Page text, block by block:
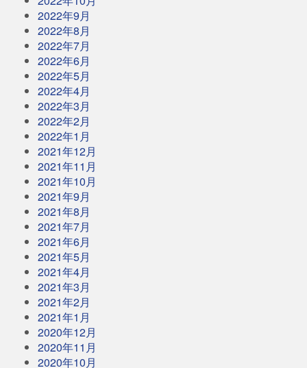
2022年9月
2022年8月
2022年7月
2022年6月
2022年5月
2022年4月
2022年3月
2022年2月
2022年1月
2021年12月
2021年11月
2021年10月
2021年9月
2021年8月
2021年7月
2021年6月
2021年5月
2021年4月
2021年3月
2021年2月
2021年1月
2020年12月
2020年11月
2020年10月